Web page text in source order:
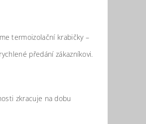
termoizolační krabičky –
předání zákazníkovi.
zkracuje na dobu